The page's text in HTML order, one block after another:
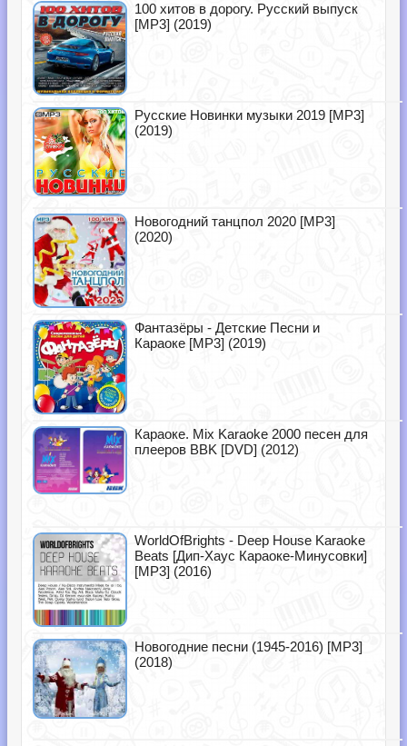
100 хитов в дорогу. Русский выпуск
[MP3] (2019)
Русские Новинки музыки 2019 [MP3]
(2019)
Новогодний танцпол 2020 [MP3]
(2020)
Фантазёры - Детские Песни и
Караоке [MP3] (2019)
Караоке. Mix Karaoke 2000 песен для
плееров BBK [DVD] (2012)
WorldOfBrights - Deep House Karaoke
Beats [Дип-Хаус Караоке-Минусовки]
[MP3] (2016)
Новогодние песни (1945-2016) [MP3]
(2018)